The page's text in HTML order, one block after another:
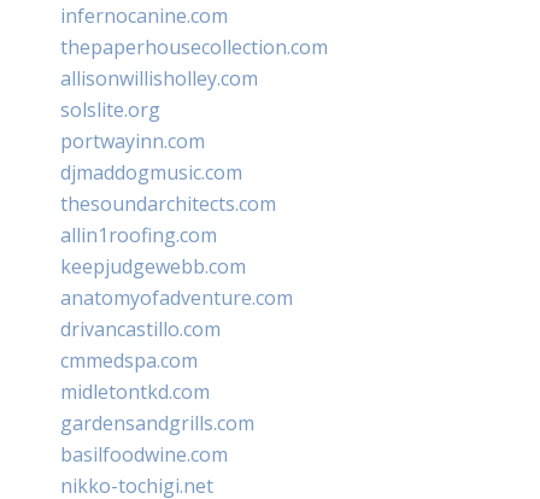
infernocanine.com
thepaperhousecollection.com
allisonwillisholley.com
solslite.org
portwayinn.com
djmaddogmusic.com
thesoundarchitects.com
allin1roofing.com
keepjudgewebb.com
anatomyofadventure.com
drivancastillo.com
cmmedspa.com
midletontkd.com
gardensandgrills.com
basilfoodwine.com
nikko-tochigi.net